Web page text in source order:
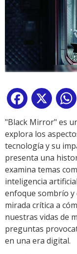
Facebook
X
"Black Mirror" es
explora los
tecnología y su
presenta una
examina temas
inteligencia
enfoque sombrío
mirada crítica a
nuestras vidas de
preguntas
en una era digital.